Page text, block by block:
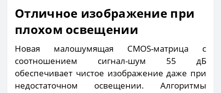
Отличное изображение при
плохом освещении
Новая малошумящая CMOS-матрица с
соотношением сигнал-шум 55 дБ
обеспечивает чистое изображение даже при
недостаточном освещении. Алгоритмы